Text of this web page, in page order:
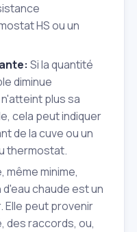
HS ou un
Si la quantité
diminue
plus sa
cela peut indiquer
de la cuve ou un
thermostat.
même minime,
chaude est un
Elle peut provenir
des raccords, ou,